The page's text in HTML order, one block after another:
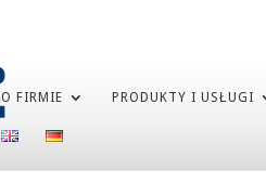
O FIRMIE PRODUKTY I USŁUGI